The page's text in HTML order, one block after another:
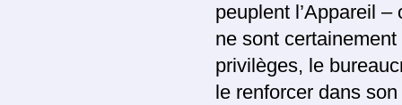
peuplent l’Appareil
ne sont
privilèges, le
le renforcer dans